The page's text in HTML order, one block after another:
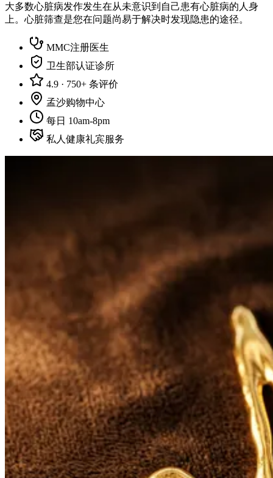
大多数心脏病发作发生在从未意识到自己患有心脏病的人身
上。心脏筛查是您在问题尚易于解决时发现隐患的途径。
MMC注册医生
卫生部认证诊所
4.9 · 750+ 条评价
孟沙购物中心
每日 10am-8pm
私人健康礼宾服务